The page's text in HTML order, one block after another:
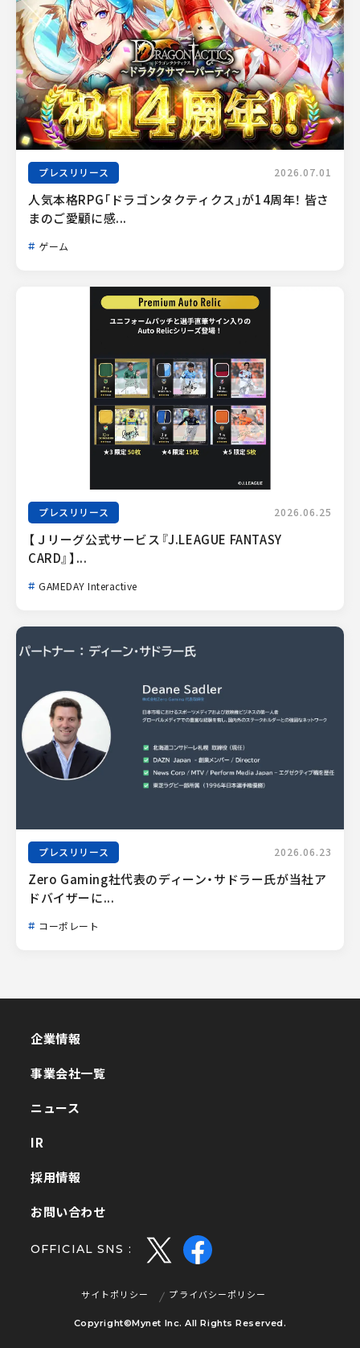
プレスリリース 2026.07.01
人気本格RPG「ドラゴンタクティクス」が14周年！ 皆さ
まのご愛顧に感...
ゲーム
プレスリリース 2026.06.25
【Ｊリーグ公式サービス『J.LEAGUE FANTASY
CARD』】...
GAMEDAY Interactive
プレスリリース 2026.06.23
Zero Gaming社代表のディーン・サドラー氏が当社ア
ドバイザーに...
コーポレート
企業情報
事業会社一覧
ニュース
IR
採用情報
お問い合わせ
OFFICIAL SNS :
サイトポリシー
プライバシーポリシー
Copyright©Mynet Inc. All Rights Reserved.